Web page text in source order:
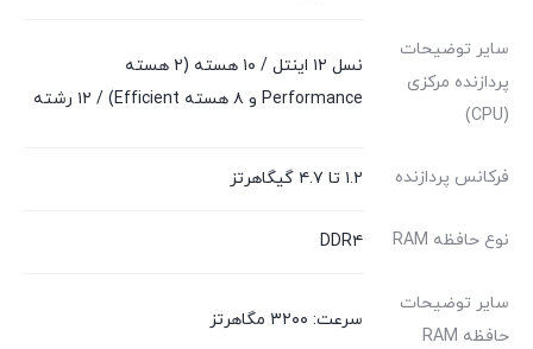
سایر توضیحات
پردازنده مرکزی
(CPU)
نسل ۱۲ اینتل / ۱۰ هسته (۲ هسته
Performance و ۸ هسته Efficient) / ۱۲ رشته
فرکانس پردازنده ۱.۲ تا ۴.۷ گیگاهرتز
نوع حافظه RAM DDR۴
سایر توضیحات
حافظه RAM
سرعت: ۳۲۰۰ مگاهرتز